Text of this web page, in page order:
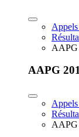
AAPG
AAPG
AAPG